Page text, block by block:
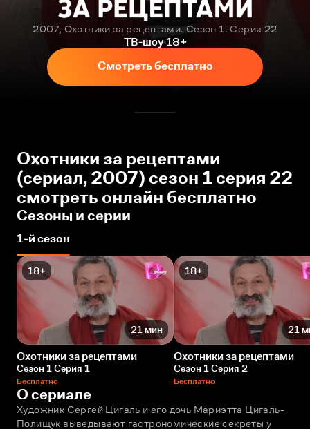
2007, Охотники за рецептами. Сезон 1. Серия 22
ТВ-шоу 18+
Смотреть бесплатно
Охотники за рецептами
(сериал, 2007) сезон 1 серия 22
смотреть онлайн бесплатно
Сезоны и серии
1-й сезон
18+
21 мин
Охотники за рецептами
Сезон 1 Серия 1
Бесплатно
18+
21
Охотники за рецептами
Сезон 1 Серия 2
Бесплатно
О сериале
Художник Сергей Цигаль и его дочь Мариэтта Цигаль-
Полищук выведывают гастрономические секреты у